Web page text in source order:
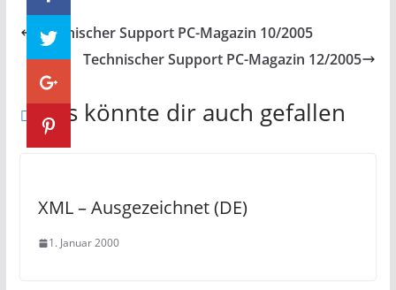
Technischer Support PC-Magazin 10/2005
Technischer Support PC-Magazin 12/2005
Das könnte dir auch gefallen
XML – Ausgezeichnet (DE)
1. Januar 2000